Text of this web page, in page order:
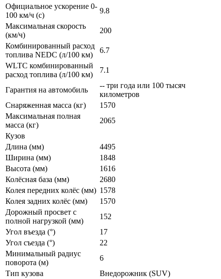
Официальное ускорение 0-
100 км/ч (с)
9.8
Максимальная скорость
(км/ч)
200
Комбинированный расход
топлива NEDC (л/100 км)
6.7
WLTC комбинированный
расход топлива (л/100 км)
7.1
Гарантия на автомобиль
-- три года или 100 тысяч
километров
Снаряженная масса (кг)
1570
Максимальная полная
масса (кг)
2065
Кузов
Длина (мм)
4495
Ширина (мм)
1848
Высота (мм)
1616
Колёсная база (мм)
2680
Колея передних колёс (мм) 1578
Колея задних колёс (мм)
1570
Дорожный просвет с
полной нагрузкой (мм)
152
Угол въезда (°)
17
Угол съезда (°)
22
Минимальный радиус
поворота (м)
6
Тип кузова
Внедорожник (SUV)